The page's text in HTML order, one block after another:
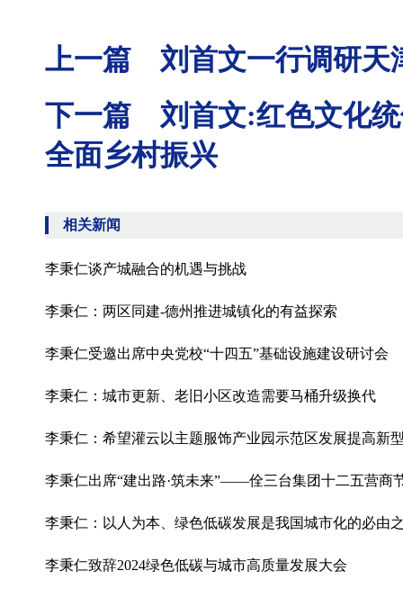
上一篇 刘首文一行调研天
下一篇 刘首文:红色文化统
全面乡村振兴
相关新闻
李秉仁谈产城融合的机遇与挑战
李秉仁：两区同建-德州推进城镇化的有益探索
李秉仁受邀出席中央党校“十四五”基础设施建设研讨会
李秉仁：城市更新、老旧小区改造需要马桶升级换代
李秉仁：希望灌云以主题服饰产业园示范区发展提高新
李秉仁出席“建出路·筑未来”——佺三台集团十二五营商
李秉仁：以人为本、绿色低碳发展是我国城市化的必由
李秉仁致辞2024绿色低碳与城市高质量发展大会